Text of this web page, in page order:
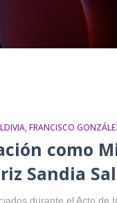
FRANCISCO
como
Sandia
durante el Acto de